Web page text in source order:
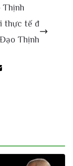
thực tế đ
Thịnh